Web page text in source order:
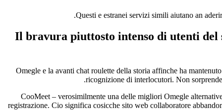
Questi e estranei servizi simili aiutano an
Il bravura piuttosto intenso di utenti
Omegle e la avanti chat roulette della storia affinche ha
ricognizione di interlocutori. Non
CooMeet – verosimilmente una delle migliori Omegle
registrazione. Cio significa cosicche sito web collaboratore